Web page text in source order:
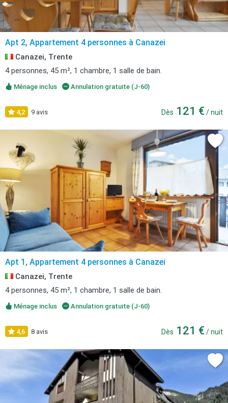
Apt 2, Appartement 4 personnes à Canazei
Canazei, Trente
4 personnes, 45 m², 1 chambre, 1 salle de bain.
Ménage inclus Annulation gratuite (J-60)
4,2 9 avis Dès 121 € / nuit
Apt 1, Appartement 4 personnes à Canazei
Canazei, Trente
4 personnes, 45 m², 1 chambre, 1 salle de bain.
Ménage inclus Annulation gratuite (J-60)
4,6 8 avis Dès 121 € / nuit